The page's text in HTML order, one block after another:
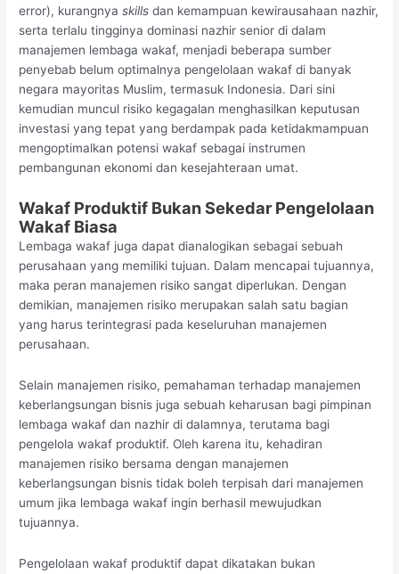
error), kurangnyaskills dan kemampuan kewirausahaan nazhir,
serta terlalu tingginya dominasi nazhir senior di dalam
manajemen lembaga wakaf, menjadi beberapa sumber
penyebab belum optimalnya pengelolaan wakaf di banyak
negara mayoritas Muslim, termasuk Indonesia. Dari sini
kemudian muncul risiko kegagalan menghasilkan keputusan
investasi yang tepat yang berdampak pada ketidakmampuan
mengoptimalkan potensi wakaf sebagai instrumen
pembangunan ekonomi dan kesejahteraan umat.
Wakaf Produktif Bukan Sekedar Pengelolaan
Wakaf Biasa
Lembaga wakaf juga dapat dianalogikan sebagai sebuah
perusahaan yang memiliki tujuan. Dalam mencapai tujuannya,
maka peran manajemen risiko sangat diperlukan. Dengan
demikian, manajemen risiko merupakan salah satu bagian
yang harus terintegrasi pada keseluruhan manajemen
perusahaan.
Selain manajemen risiko, pemahaman terhadap manajemen
keberlangsungan bisnis juga sebuah keharusan bagi pimpinan
lembaga wakaf dan nazhir di dalamnya, terutama bagi
pengelola wakaf produktif. Oleh karena itu, kehadiran
manajemen risiko bersama dengan manajemen
keberlangsungan bisnis tidak boleh terpisah dari manajemen
umum jika lembaga wakaf ingin berhasil mewujudkan
tujuannya.
Pengelolaan wakaf produktif dapat dikatakan bukan